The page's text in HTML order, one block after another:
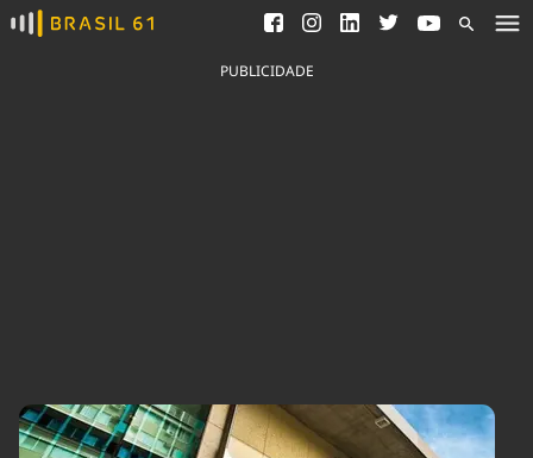
Ver todas as notícias
Saneamento
Indicadores
Agronegócios
Comportamento
Meio Ambiente
PUBLICIDADE